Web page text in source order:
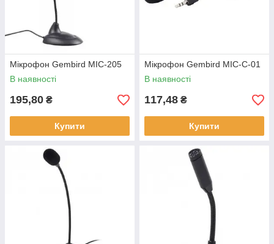
Мікрофон Gembird MIC-205
В наявності
195,80 ₴
Купити
Мікрофон Gembird MIC-C-01
В наявності
117,48 ₴
Купити